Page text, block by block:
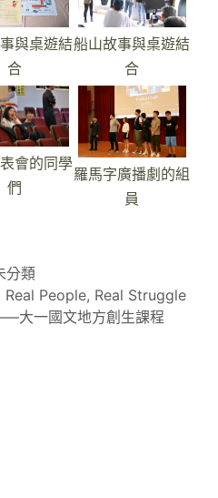
與桌遊結
合
船山故事與桌遊結
合
會的同學
們
羅馬字廣播劇的組
員
分類
People, Real Struggle
大一國文地方創生課程